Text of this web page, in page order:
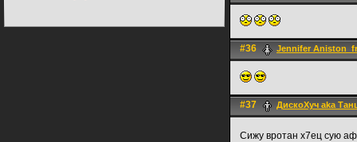
#36 Jennifer
#37 ДискоХуч aka
Сижу вротан х7ец сую